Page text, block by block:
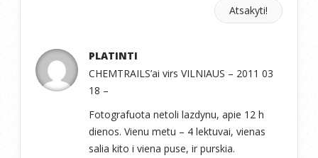
Atsakyti!
PLATINTI
CHEMTRAILS’ai virs VILNIAUS – 2011 03
18 –
Fotografuota netoli lazdynu, apie 12 h
dienos. Vienu metu – 4 lektuvai, vienas
salia kito i viena puse, ir purskia.